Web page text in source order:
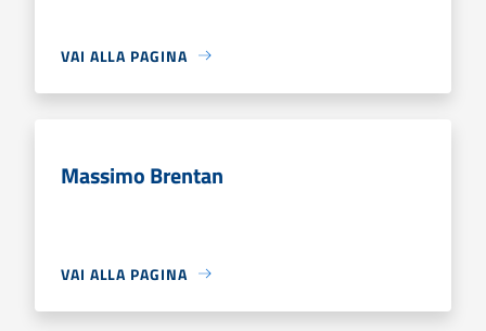
VAI ALLA PAGINA
Massimo Brentan
VAI ALLA PAGINA